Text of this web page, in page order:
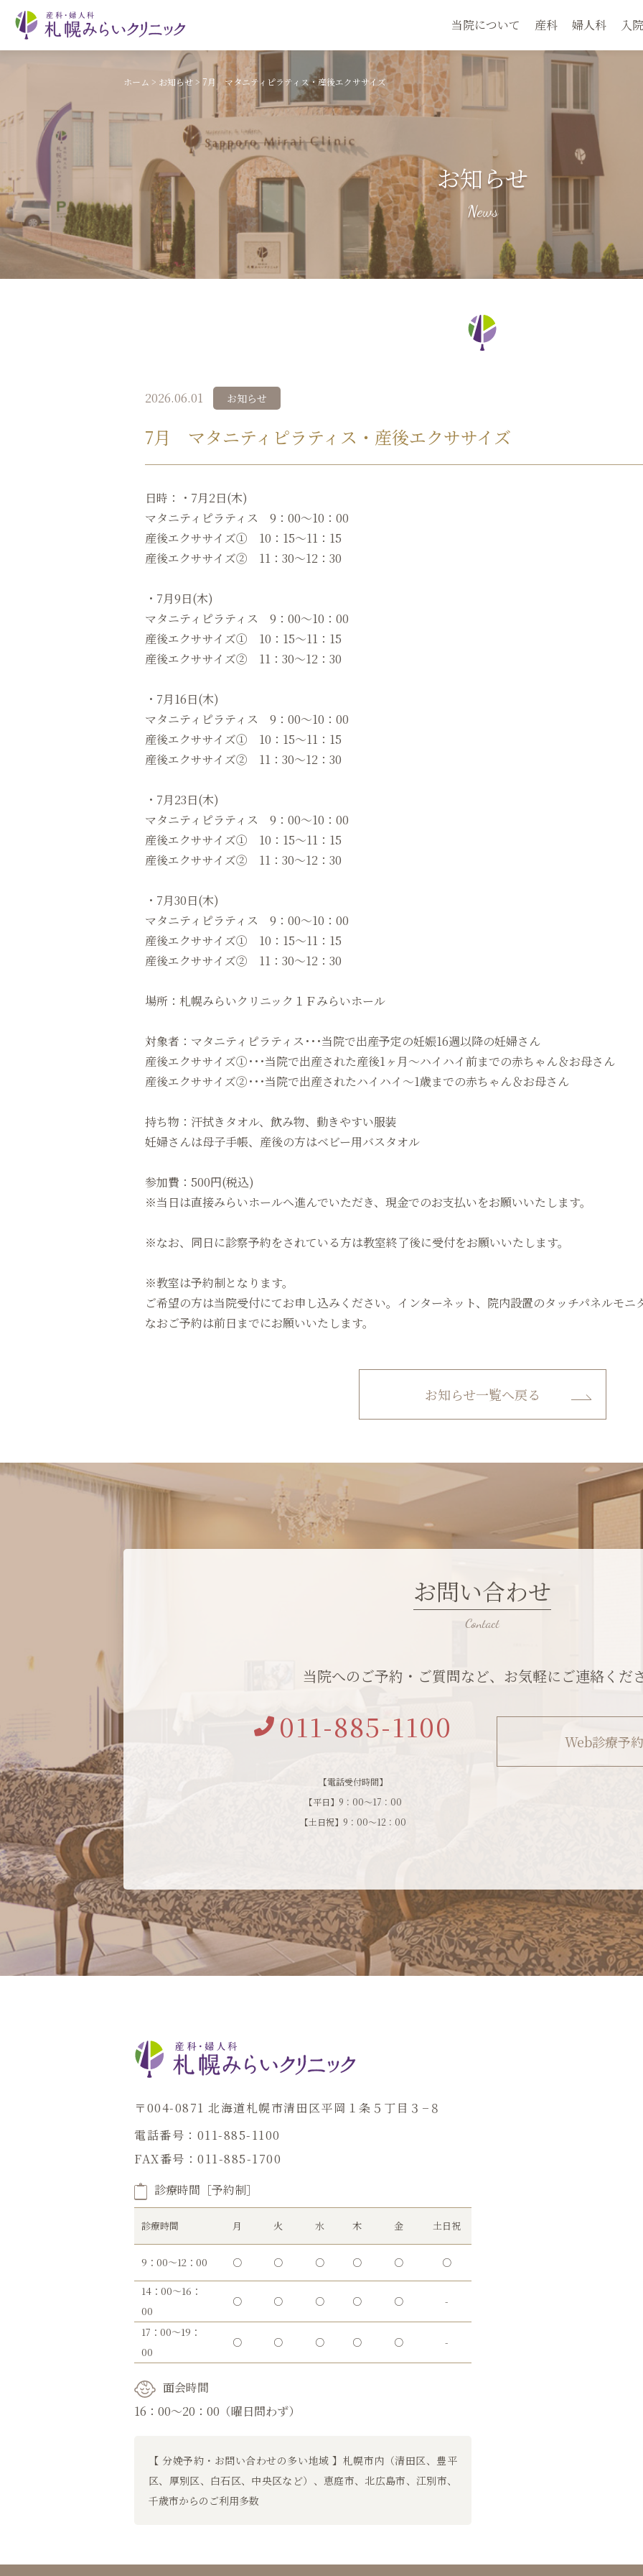
当院について 産科 婦人科 入
ホーム > お知らせ > 7月 マタニティピラティス・産後エクササイズ
お知らせ
2026.06.01 お知らせ
7月 マタニティピラティス・産後エクササイズ
日時：・7月2日(木)
マタニティピラティス 9：00～10：00
産後エクササイズ① 10：15〜11：15
産後エクササイズ② 11：30〜12：30
・7月9日(木)
マタニティピラティス 9：00～10：00
産後エクササイズ① 10：15〜11：15
産後エクササイズ② 11：30〜12：30
・7月16日(木)
マタニティピラティス 9：00～10：00
産後エクササイズ① 10：15〜11：15
産後エクササイズ② 11：30〜12：30
・7月23日(木)
マタニティピラティス 9：00～10：00
産後エクササイズ① 10：15〜11：15
産後エクササイズ② 11：30〜12：30
・7月30日(木)
マタニティピラティス 9：00～10：00
産後エクササイズ① 10：15〜11：15
産後エクササイズ② 11：30〜12：30
場所：札幌みらいクリニック１Ｆみらいホール
対象者：マタニティピラティス･･･当院で出産予定の妊娠16週以降の妊婦さん
産後エクササイズ①･･･当院で出産された産後1ヶ月～ハイハイ前までの赤ちゃん＆お母さん
産後エクササイズ②･･･当院で出産されたハイハイ〜1歳までの赤ちゃん＆お母さん
持ち物：汗拭きタオル、飲み物、動きやすい服装
妊婦さんは母子手帳、産後の方はベビー用バスタオル
参加費：500円(税込)
※当日は直接みらいホールへ進んでいただき、現金でのお支払いをお願いいたします。
※なお、同日に診察予約をされている方は教室終了後に受付をお願いいたします。
※教室は予約制となります。
ご希望の方は当院受付にてお申し込みください。インターネット、院内設置のタッチパネルモ
なおご予約は前日までにお願いいたします。
お知らせ一覧へ戻る
お問い合わせ
当院へのご予約・ご質問など、お気軽にご連絡くだ
011-885-1100
【電話受付時間】
【平日】9：00～17：00
【土日祝】9：00～12：00
Web診療予約
〒004-0871 北海道札幌市清田区平岡１条５丁目３−８
電話番号：011-885-1100
FAX番号：011-885-1700
診療時間［予約制］
診療時間 月 火 水 木 金 土日祝
9：00～12：00 ○ ○ ○ ○ ○ ○
14：00～16：
00
○ ○ ○ ○ ○ -
17：00～19：
00
○ ○ ○ ○ ○ -
面会時間
16：00～20：00（曜日問わず）
【 分娩予約・お問い合わせの多い地域 】札幌市内（清田区、豊平
区、厚別区、白石区、中央区など）、恵庭市、北広島市、江別市、
千歳市からのご利用多数